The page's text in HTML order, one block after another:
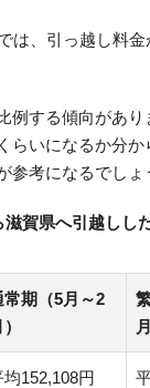
は、引っ越し料
例する傾向があり
らいになるか分か
参考になるでしょ
賀県へ引越しし
常期（5月～2
均152,108円